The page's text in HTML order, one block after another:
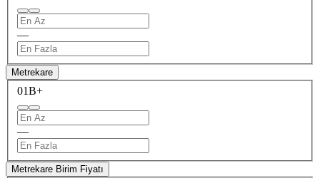
—
Metrekare
01B+
—
Metrekare Birim Fiyatı